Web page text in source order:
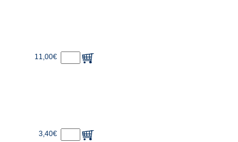
11,00€
3,40€